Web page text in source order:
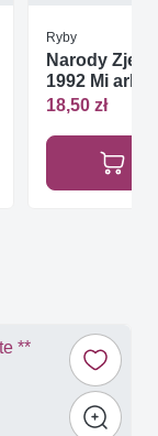
Ryby
Narody
1992 Mi ark
18,50 zł